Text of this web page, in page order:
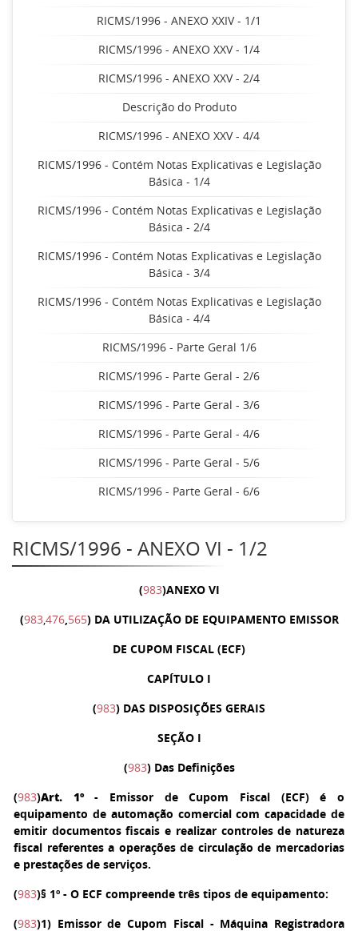
RICMS/1996 - ANEXO XXIV - 1/1
RICMS/1996 - ANEXO XXV - 1/4
RICMS/1996 - ANEXO XXV - 2/4
Descrição do Produto
RICMS/1996 - ANEXO XXV - 4/4
RICMS/1996 - Contém Notas Explicativas e Legislação
Básica - 1/4
RICMS/1996 - Contém Notas Explicativas e Legislação
Básica - 2/4
RICMS/1996 - Contém Notas Explicativas e Legislação
Básica - 3/4
RICMS/1996 - Contém Notas Explicativas e Legislação
Básica - 4/4
RICMS/1996 - Parte Geral 1/6
RICMS/1996 - Parte Geral - 2/6
RICMS/1996 - Parte Geral - 3/6
RICMS/1996 - Parte Geral - 4/6
RICMS/1996 - Parte Geral - 5/6
RICMS/1996 - Parte Geral - 6/6
RICMS/1996 - ANEXO VI - 1/2
(983)ANEXO VI
(983,476,565) DA UTILIZAÇÃO DE EQUIPAMENTO EMISSOR
DE CUPOM FISCAL (ECF)
CAPÍTULO I
(983) DAS DISPOSIÇÕES GERAIS
SEÇÃO I
(983) Das Definições
(983)Art. 1º- Emissor de Cupom Fiscal (ECF) é o
equipamento de automação comercial com capacidade de
emitir documentos fiscais e realizar controles de natureza
fiscal referentes a operações de circulação de mercadorias
e prestações de serviços.
(983)§ 1º - O ECF compreende três tipos de equipamento:
(983)1) Emissor de Cupom Fiscal - Máquina Registradora